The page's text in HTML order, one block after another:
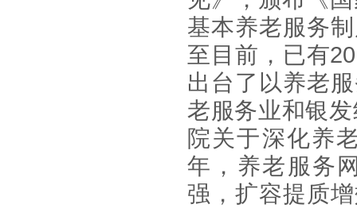
基本养老服务
至目前，已有20
出台了以养老
老服务业和银
院关于深化养
年，养老服务
强，扩容提质